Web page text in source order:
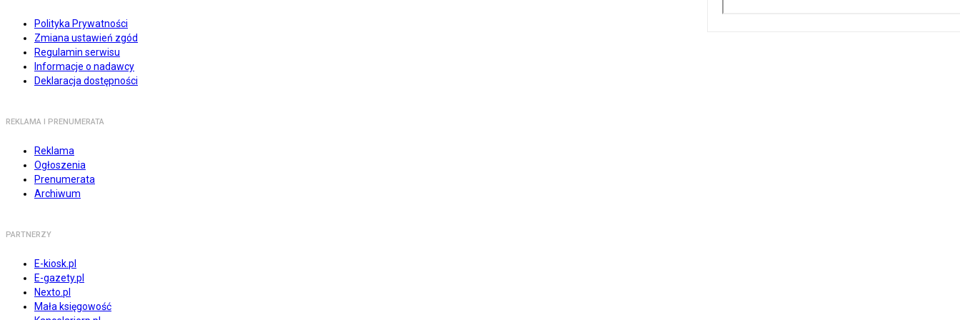
Polityka Prywatności
Zmiana ustawień zgód
Regulamin serwisu
Informacje o nadawcy
Deklaracja dostępności
REKLAMA I PRENUMERATA
Reklama
Ogłoszenia
Prenumerata
Archiwum
PARTNERZY
E-kiosk.pl
E-gazety.pl
Nexto.pl
Mała księgowość